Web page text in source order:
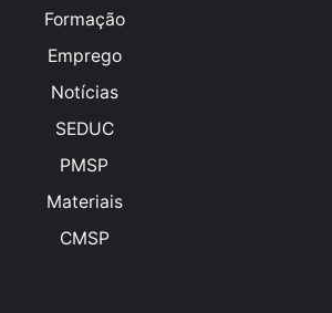
Formação
Emprego
Notícias
SEDUC
PMSP
Materiais
CMSP